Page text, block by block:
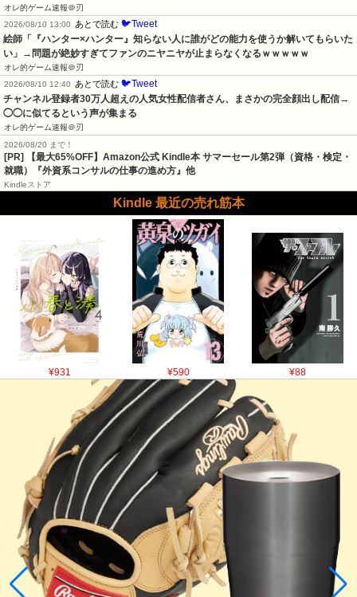
オレ的ゲーム速報＠刃
2026/08/10 13:00
あとで読む 🐦Tweet
絵師「『ハンター×ハンター』知らない人に誰がどの能力を使うか解いてもらいた
い」→問題が絶妙すぎてファンのニヤニヤが止まらなくなるｗｗｗｗｗ
オレ的ゲーム速報＠刃
2026/08/10 12:40
あとで読む 🐦Tweet
チャンネル登録者30万人超えの人気女性配信者さん、まさかの完全顔出し配信→
◯◯に似てるという声が集まる
オレ的ゲーム速報＠刃
2026/08/20 まで！
[PR]
【最大65%OFF】Amazon公式 Kindle本 サマーセール第2弾（資格・検定・
就職）『外資系コンサルの仕事の進め方』他
Kindleストア
Kindle 最近の売れ筋本
¥931 ¥590 ¥88